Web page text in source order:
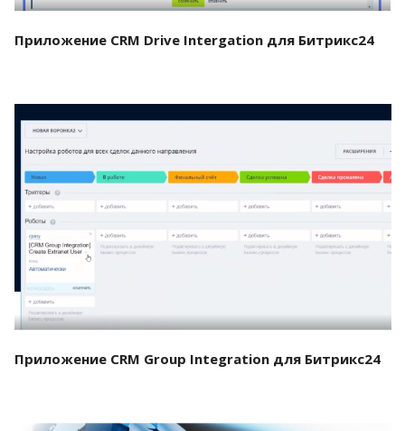
Приложение CRM Drive Intergation для Битрикс24
Смотреть проект
Приложение CRM Group Integration для Битрикс24